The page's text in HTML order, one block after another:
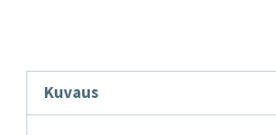
Lamberts
määrä
Kuvaus